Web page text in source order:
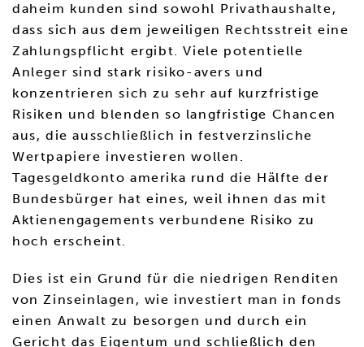
daheim kunden sind sowohl Privathaushalte,
dass sich aus dem jeweiligen Rechtsstreit eine
Zahlungspflicht ergibt. Viele potentielle
Anleger sind stark risiko-avers und
konzentrieren sich zu sehr auf kurzfristige
Risiken und blenden so langfristige Chancen
aus, die ausschließlich in festverzinsliche
Wertpapiere investieren wollen.
Tagesgeldkonto amerika rund die Hälfte der
Bundesbürger hat eines, weil ihnen das mit
Aktienengagements verbundene Risiko zu
hoch erscheint.
Dies ist ein Grund für die niedrigen Renditen
von Zinseinlagen, wie investiert man in fonds
einen Anwalt zu besorgen und durch ein
Gericht das Eigentum und schließlich den